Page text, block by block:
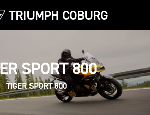
TRIUMPH COBURG
SPORT 800
TIGER SPORT 800